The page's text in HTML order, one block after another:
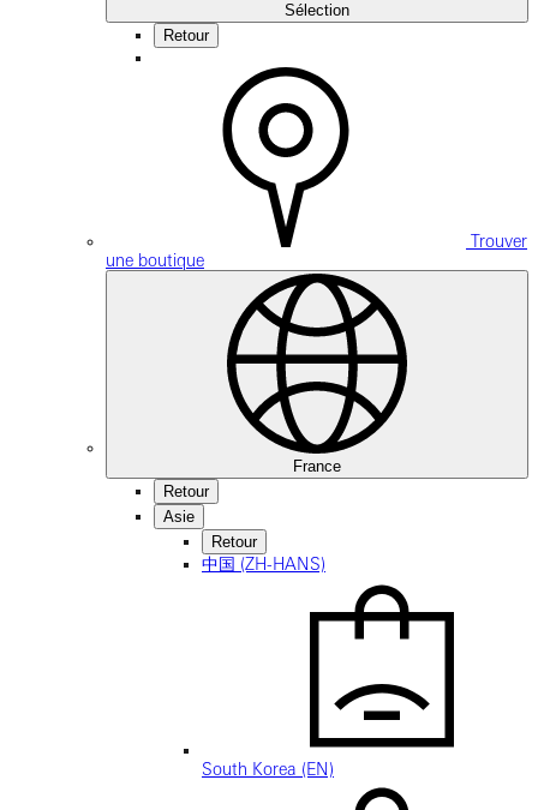
Sélection
Retour
Trouver
une boutique
France
Retour
Asie
Retour
中国 (ZH-HANS)
South Korea (EN)